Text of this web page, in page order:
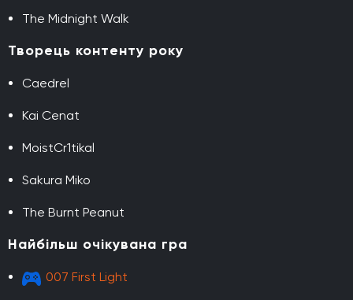
The Midnight Walk
Творець контенту року
Caedrel
Kai Cenat
MoistCr1tikal
Sakura Miko
The Burnt Peanut
Найбільш очікувана гра
007 First Light